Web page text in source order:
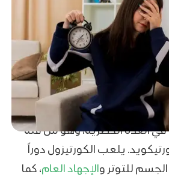
في الغدة الكظرية، وهو من فئة
يلعب الكورتيزول دوراً
للتوتر والإجهاد العام، كما